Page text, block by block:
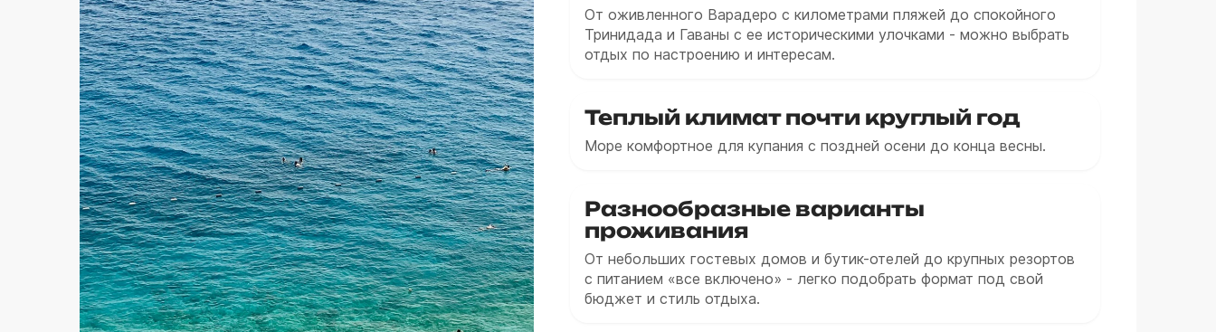
От оживленного Варадеро с километрами пляжей до спокойного
Тринидада и Гаваны с ее историческими улочками - можно выбрать
отдых по настроению и интересам.
Теплый климат почти круглый год
Море комфортное для купания с поздней осени до конца весны.
Разнообразные варианты
проживания
От небольших гостевых домов и бутик-отелей до крупных резортов
с питанием «все включено» - легко подобрать формат под свой
бюджет и стиль отдыха.